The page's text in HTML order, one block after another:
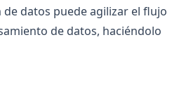
de datos puede agilizar el flujo
de datos, haciéndolo